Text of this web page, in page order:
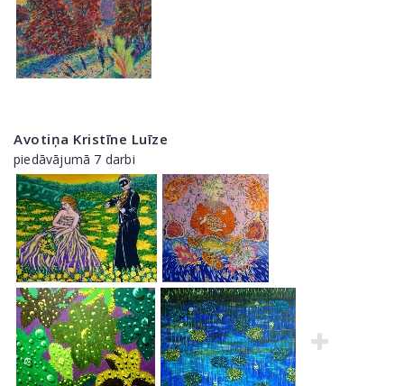
Avotiņa Kristīne Luīze
piedāvājumā 7 darbi